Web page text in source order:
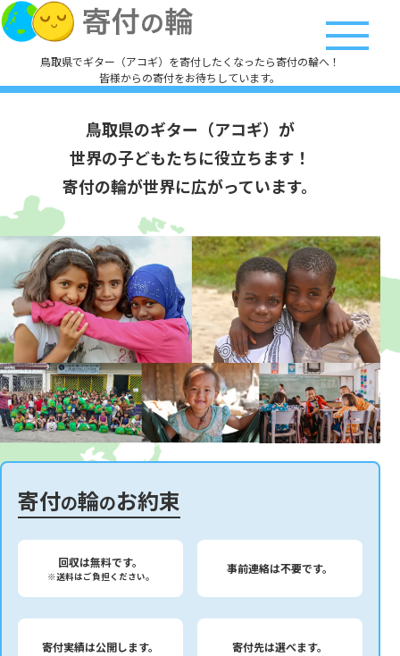
鳥取県でギター（アコギ）を寄付したくなったら寄付の輪へ！
皆様からの寄付をお待ちしています。
鳥取県のギター（アコギ）が
世界の子どもたちに役立ちます！
寄付の輪が世界に広がっています。
寄付の輪のお約束
回収は無料です。
※送料はご負担ください。
事前連絡は不要です。
寄付実績は公開します。 寄付先は選べます。